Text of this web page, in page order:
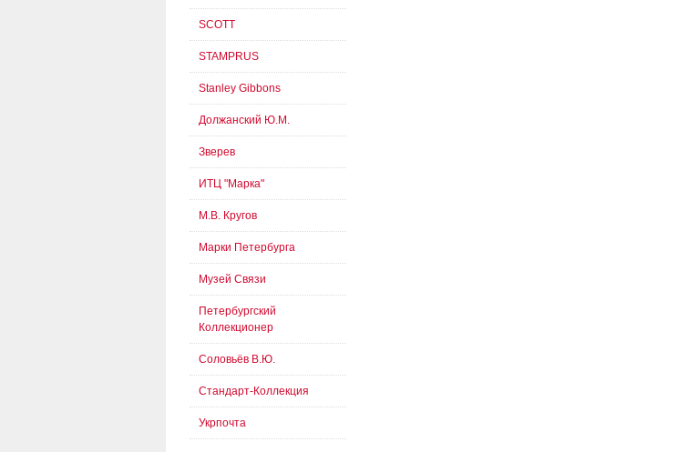
SCOTT
STAMPRUS
Stanley Gibbons
Должанский Ю.М.
Зверев
ИТЦ "Марка"
М.В. Кругов
Марки Петербурга
Музей Связи
Петербургский
Коллекционер
Соловьёв В.Ю.
Стандарт-Коллекция
Укрпочта